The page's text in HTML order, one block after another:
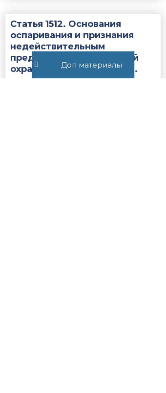
Доп материалы
Статья 1512. Основания
оспаривания и признания
недействительным
предоставления правовой
охраны товарному знаку...